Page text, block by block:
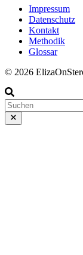
Impressum
Datenschutz
Kontakt
Methodik
Glossar
© 2026